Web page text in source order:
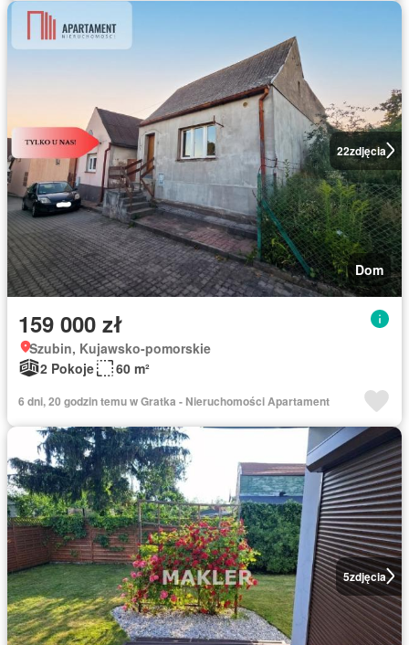
22zdjęcia
Dom
159 000 zł
Szubin, Kujawsko-pomorskie
2 Pokoje
60 m²
6 dni, 20 godzin temu w Gratka - Nieruchomości Apartament
5zdjęcia